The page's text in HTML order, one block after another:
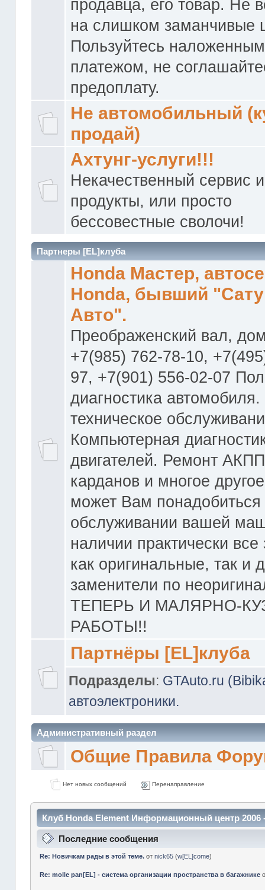
продавца, его товар. Не
на слишком заманчивые
Пользуйтесь наложенным
платежом, не
предоплату.
Не автомобильный
продай)
Ахтунг-услуги!!!
Некачественный сервис и
продукты, или просто
бессовестные сволочи!
Партнеры [EL]клуба
Honda Мастер,
Honda, бывший
Авто".
Преображенский вал,
+7(985) 762-78-10,
97, +7(901) 556-02-07
диагностика
техническое
Компьютерная
двигателей. Ремонт
карданов и многое
может Вам понадобиться
обслуживании вашей
наличии практически все
как оригинальные, так и
заменители по
ТЕПЕРЬ И МАЛЯРНО-
РАБОТЫ!!
Партнёры [EL]клуба
Подразделы: GTAuto.ru
автоэлектроники.
Административный раздел
Общие Правила
Нет новых сообщений Перенаправление
Клуб Honda Element Информационный центр
Последние сообщения
Re: Новичкам рады в этой теме. отnick65 (w[EL]come)
Re: molle pan[EL] - система организации пространства в багажнике